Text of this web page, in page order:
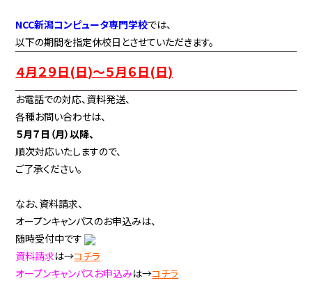
NCC新潟コンピュータ専門学校では、
以下の期間を指定休校日とさせていただきます。
４月２９日(日)～５月６日(日)
お電話での対応、資料発送、
各種お問い合わせは、
５月７日（月）以降、
順次対応いたしますので、
ご了承ください。
なお、資料請求、
オープンキャンパスのお申込みは、
随時受付中です
資料請求は→コチラ
オープンキャンパスお申込みは→コチラ